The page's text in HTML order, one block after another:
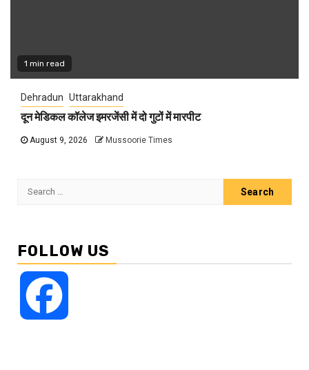
1 min read
Dehradun Uttarakhand
दून मेडिकल कॉलेज इमरजेंसी में दो गुटों में मारपीट
August 9, 2026 Mussoorie Times
Search
FOLLOW US